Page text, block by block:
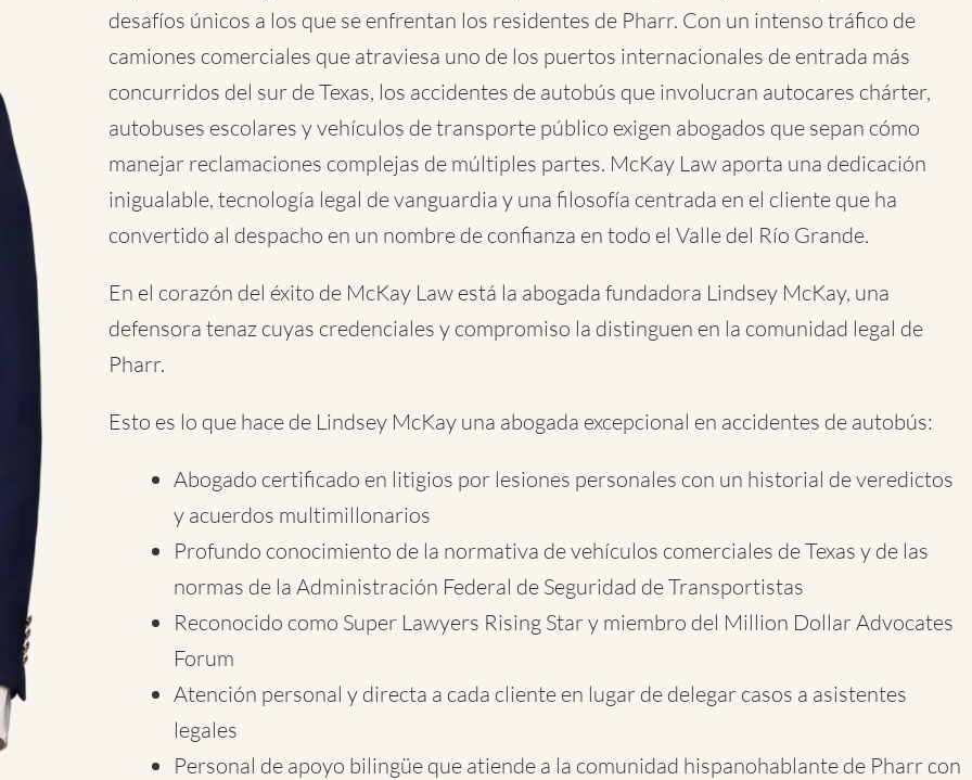
desafíos únicos a los que se enfrentan los residentes de Pharr. Con un intenso tráfico de
camiones comerciales que atraviesa uno de los puertos internacionales de entrada más
concurridos del sur de Texas, los accidentes de autobús que involucran autocares chárter,
autobuses escolares y vehículos de transporte público exigen abogados que sepan cómo
manejar reclamaciones complejas de múltiples partes. McKay Law aporta una dedicación
inigualable, tecnología legal de vanguardia y una filosofía centrada en el cliente que ha
convertido al despacho en un nombre de confianza en todo el Valle del Río Grande.
En el corazón del éxito de McKay Law está la abogada fundadora Lindsey McKay, una
defensora tenaz cuyas credenciales y compromiso la distinguen en la comunidad legal de
Pharr.
Esto es lo que hace de Lindsey McKay una abogada excepcional en accidentes de autobús:
Abogado certificado en litigios por lesiones personales con un historial de veredictos
y acuerdos multimillonarios
Profundo conocimiento de la normativa de vehículos comerciales de Texas y de las
normas de la Administración Federal de Seguridad de Transportistas
Reconocido como Super Lawyers Rising Star y miembro del Million Dollar Advocates
Forum
Atención personal y directa a cada cliente en lugar de delegar casos a asistentes
legales
Personal de apoyo bilingüe que atiende a la comunidad hispanohablante de Pharr con